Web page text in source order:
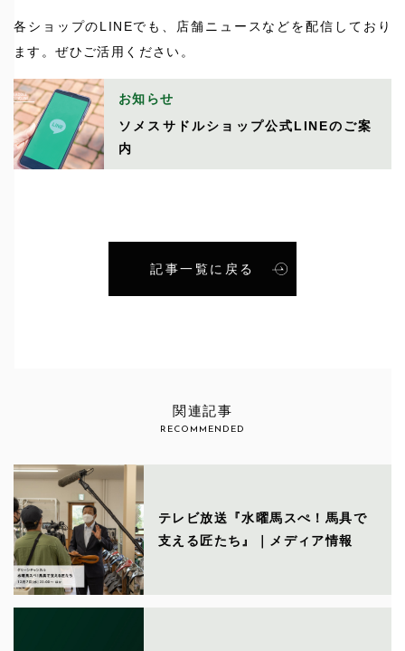
各ショップのLINEでも、店舗ニュースなどを配信しており
ます。ぜひご活用ください。
お知らせ
ソメスサドルショップ公式LINEのご案
内
記事一覧に戻る
関連記事
RECOMMENDED
テレビ放送『水曜馬スぺ！馬具で
支える匠たち』｜メディア情報